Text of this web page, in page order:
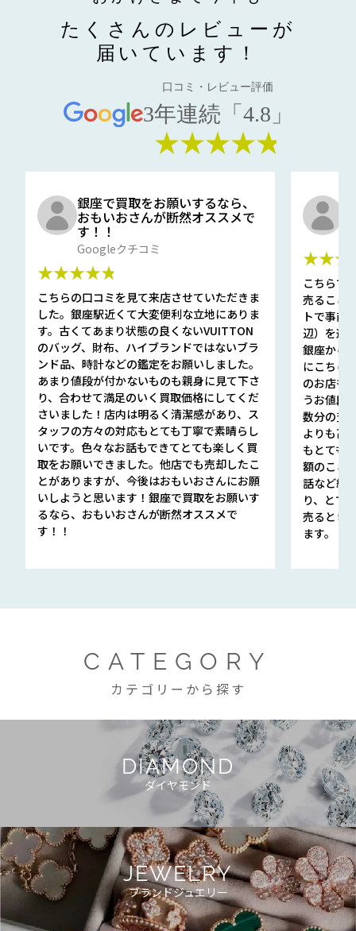
たくさんのレビューが
届いています！
口コミ・レビュー評価
3年連続「4.8」
★★★★★
銀座で買取をお願いするなら、
おもいおさんが断然オススメで
す！！
Googleクチコミ
★★★★★
こちらの口コミを見て来店させていただきま
した。銀座駅近くて大変便利な立地にありま
す。古くてあまり状態の良くないVUITTON
のバッグ、財布、ハイブランドではないブラ
ンド品、時計などの鑑定をお願いしました。
あまり値段が付かないものも親身に見て下さ
り、合わせて満足のいく買取価格にしてくだ
さいました！店内は明るく清潔感があり、ス
タッフの方々の対応もとても丁寧で素晴らし
いです。色々なお話もできてとても楽しく買
取をお願いできました。他店でも売却したこ
とがありますが、今後はおもいおさんにお願
いしようと思います！銀座で買取をお願いす
るなら、おもいおさんが断然オススメで
す！！
こちらで
売ること
トで事前
辺）を選
銀座から
にこちら
のお店も
うお値段
数分の査
よりも高
もとても
額のこと
話など細
り、とて
売るとき
ます。
CATEGORY
カテゴリーから探す
DIAMOND
ダイヤモンド
JEWELRY
ブランドジュエリー